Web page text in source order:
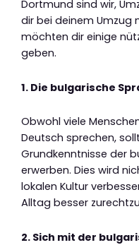
Dortmund sind wir,
dir bei deinem Umzug
möchten dir einige
geben.
1. Die bulgarische
Obwohl viele
Deutsch sprechen,
Grundkenntnisse der
erwerben. Dies wird
lokalen Kultur
Alltag besser
2. Sich mit der